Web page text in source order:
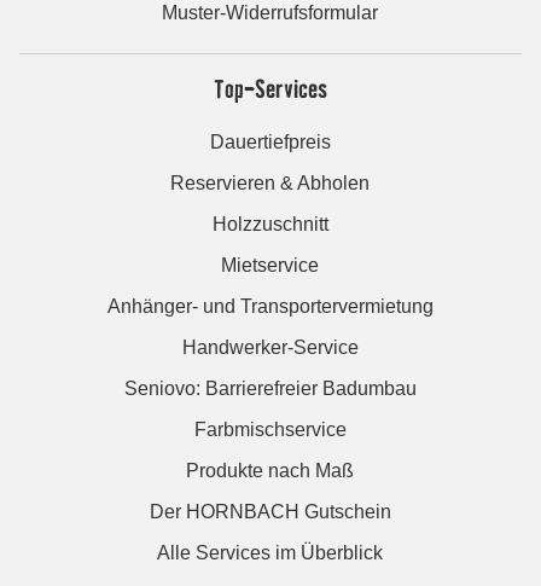
Muster-Widerrufsformular
Top-Services
Dauertiefpreis
Reservieren & Abholen
Holzzuschnitt
Mietservice
Anhänger- und Transportervermietung
Handwerker-Service
Seniovo: Barrierefreier Badumbau
Farbmischservice
Produkte nach Maß
Der HORNBACH Gutschein
Alle Services im Überblick